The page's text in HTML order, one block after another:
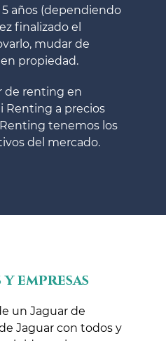
años (dependiendo
finalizado el
mudar de
propiedad.
de renting en
Renting a precios
tenemos los
del mercado.
empresas
un Jaguar de
Jaguar con todos y